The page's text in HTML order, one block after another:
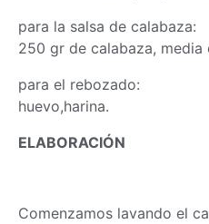
para la salsa de calabaza:
250 gr de calabaza,
para el rebozado:
huevo,harina.
ELABORACIÓN
Comenzamos lavando el